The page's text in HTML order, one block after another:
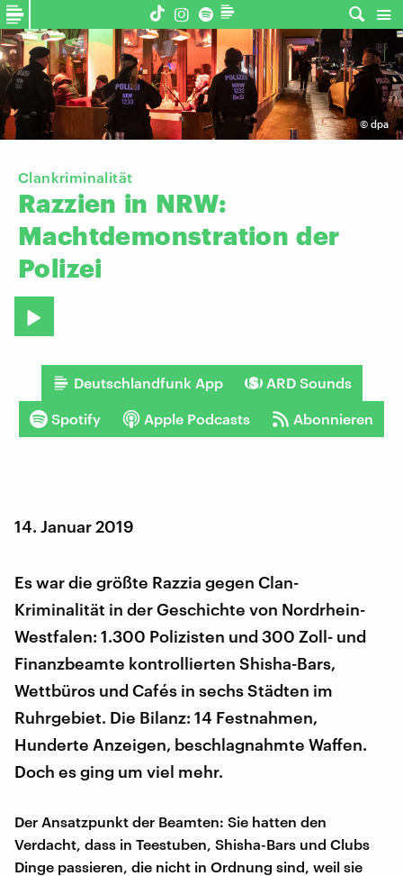
© dpa
Clankriminalität
Razzien in NRW:
Machtdemonstration der
Polizei
Deutschlandfunk App ARD Sounds
Spotify Apple Podcasts Abonnieren
14. Januar 2019
Es war die größte Razzia gegen Clan-
Kriminalität in der Geschichte von Nordrhein-
Westfalen: 1.300 Polizisten und 300 Zoll- und
Finanzbeamte kontrollierten Shisha-Bars,
Wettbüros und Cafés in sechs Städten im
Ruhrgebiet. Die Bilanz: 14 Festnahmen,
Hunderte Anzeigen, beschlagnahmte Waffen.
Doch es ging um viel mehr.
Der Ansatzpunkt der Beamten: Sie hatten den
Verdacht, dass in Teestuben, Shisha-Bars und Clubs
Dinge passieren, die nicht in Ordnung sind, weil sie